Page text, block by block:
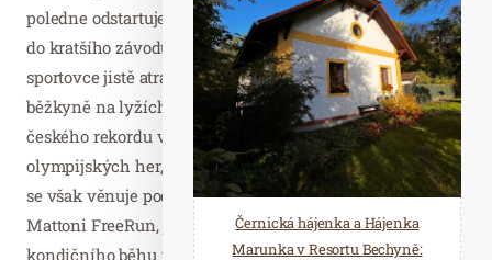
poledne odstartuje hlavní závod a vzápětí se sama zapojí
do kratšího závodu na 6 kilometrů, bude pro mnohé
sportovce jistě atraktivním zpestřením. Někdejší úspěšná
běžkyně na lyžích a následně skvělá atletka, držitelka
českého rekordu v maratonu a účastnice pěti
olympijských her, letos ukončila aktivní kariéru, i nadále
se však věnuje podpoře sportu, mj. jako vedoucí projektu
Mattoni FreeRun, jenž sdružuje po celé republice kouče
kondičního běhu pod hlavičkou Runczech. V rámci
Černická hájenka a Hájenka
Marunka v Resortu Bechyně: